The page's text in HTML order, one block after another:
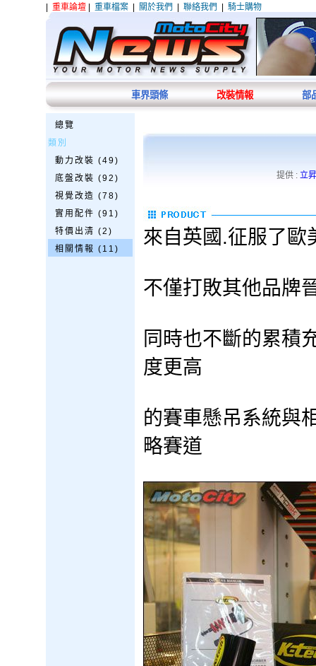
重車論壇 重車檔案 關於我們 聯絡我們 騎士購物
車界頭條 改裝情報 部
總覽
類別
動力改裝 (49)
底盤改裝 (92)
視覺改造 (78)
實用配件 (91)
特價出清 (2)
相關情報 (11)
提供 : 立
來自英國.征服了歐
不僅打敗其他品牌
同時也不斷的累積
度更高
的賽車懸吊系統與
略賽道